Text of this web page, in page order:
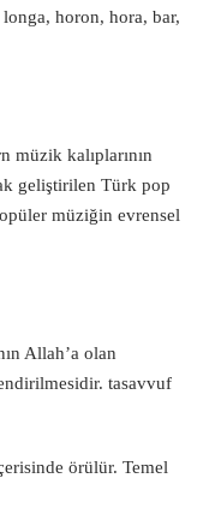
horon, hora, bar,
kalıplarının
geliştirilen Türk pop
müziğin evrensel
Allah’a olan
tasavvuf
örülür. Temel